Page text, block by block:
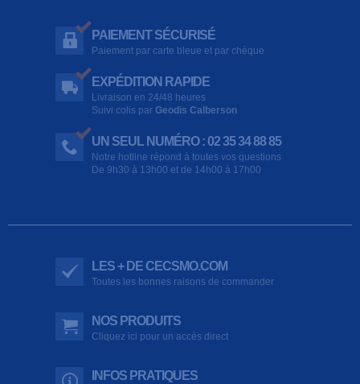
PAIEMENT SÉCURISÉ
Paiement par carte bleue et par chèque
EXPÉDITION RAPIDE
Livraison en 24/48 heures
Suivi colis par Geodis Calberson
UN SEUL NUMÉRO : 02 35 34 88 85
Notre hotline répond à toutes vos questions
De 9h30 à 13h00 et de 14h00 à 17h00
LES + DE CECSMO.COM
Toutes les bonnes raisons de commander
NOS PRODUITS
Cliquez ici pour un accès direct
INFOS PRATIQUES